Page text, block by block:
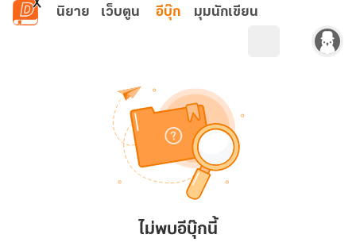
ข้ามไปยังเนื้อหาหลัก
นิยาย เว็บตูน อีบุ๊ก มุมนักเขียน
ไม่พบอีบุ๊กนี้